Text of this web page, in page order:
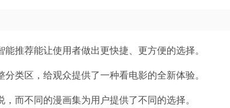
推荐能让使用者做出更快捷、更方便的选择。
类区，给观众提供了一种看电影的全新体验。
而不同的漫画集为用户提供了不同的选择。